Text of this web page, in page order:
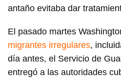
Guardar como favorito
Para poder guardar como
iniciar sesión con tu cuenta
INICIAR
antaño evitaba dar
El pasado martes
migrantes irregulares,
día antes, el Servicio de
entregó a las autoridades